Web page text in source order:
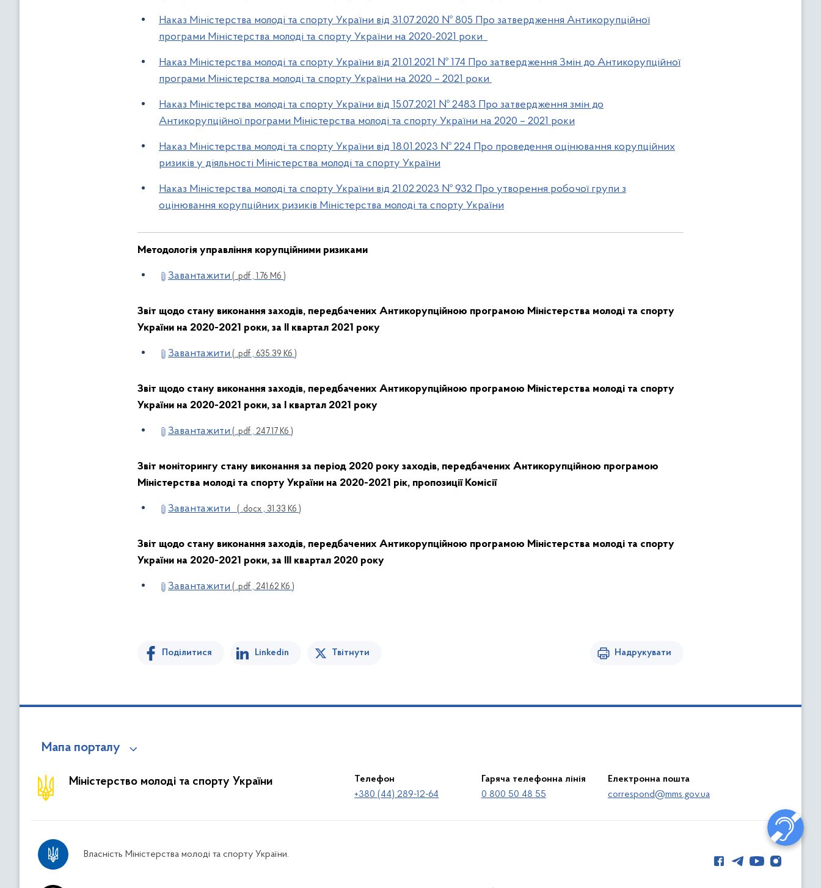
Наказ Міністерства молоді та спорту України від 31.07.2020 № 805 Про затвердження Антикорупційної
програми Міністерства молоді та спорту України на 2020-2021 роки
Наказ Міністерства молоді та спорту України від 21.01.2021 № 174 Про затвердження Змін до Антикорупційної
програми Міністерства молоді та спорту України на 2020 – 2021 роки
Наказ Міністерства молоді та спорту України від 15.07.2021 № 2483 Про затвердження змін до
Антикорупційної програми Міністерства молоді та спорту України на 2020 – 2021 роки
Наказ Міністерства молоді та спорту України від 18.01.2023 № 224 Про проведення оцінювання корупційних
ризиків у діяльності Міністерства молоді та спорту України
Наказ Міністерства молоді та спорту України від 21.02.2023 № 932 Про утворення робочої групи з
оцінювання корупційних ризиків Міністерства молоді та спорту України
Методологія управління корупційними ризиками
Завантажити ( .pdf , 1.76 Мб )
Звіт щодо стану виконання заходів, передбачених Антикорупційною програмою Міністерства молоді та спорту
України на 2020-2021 роки, за ІІ квартал 2021 року
Завантажити ( .pdf , 635.39 Кб )
Звіт щодо стану виконання заходів, передбачених Антикорупційною програмою Міністерства молоді та спорту
України на 2020-2021 роки, за І квартал 2021 року
Завантажити ( .pdf , 247.17 Кб )
Звіт моніторингу стану виконання за період 2020 року заходів, передбачених Антикорупційною програмою
Міністерства молоді та спорту України на 2020-2021 рік, пропозиції Комісії
Завантажити ( .docx , 31.33 Кб )
Звіт щодо стану виконання заходів, передбачених Антикорупційною програмою Міністерства молоді та спорту
України на 2020-2021 роки, за ІІІ квартал 2020 року
Завантажити ( .pdf , 241.62 Кб )
Поділитися Linkedin Твітнути Надрукувати
Мапа порталу
Міністерство молоді та спорту України
Телефон
+380 (44) 289-12-64
Гаряча телефонна лінія
0 800 50 48 55
Електронна пошта
correspond@mms.gov.ua
Власність Міністерства молоді та спорту України.